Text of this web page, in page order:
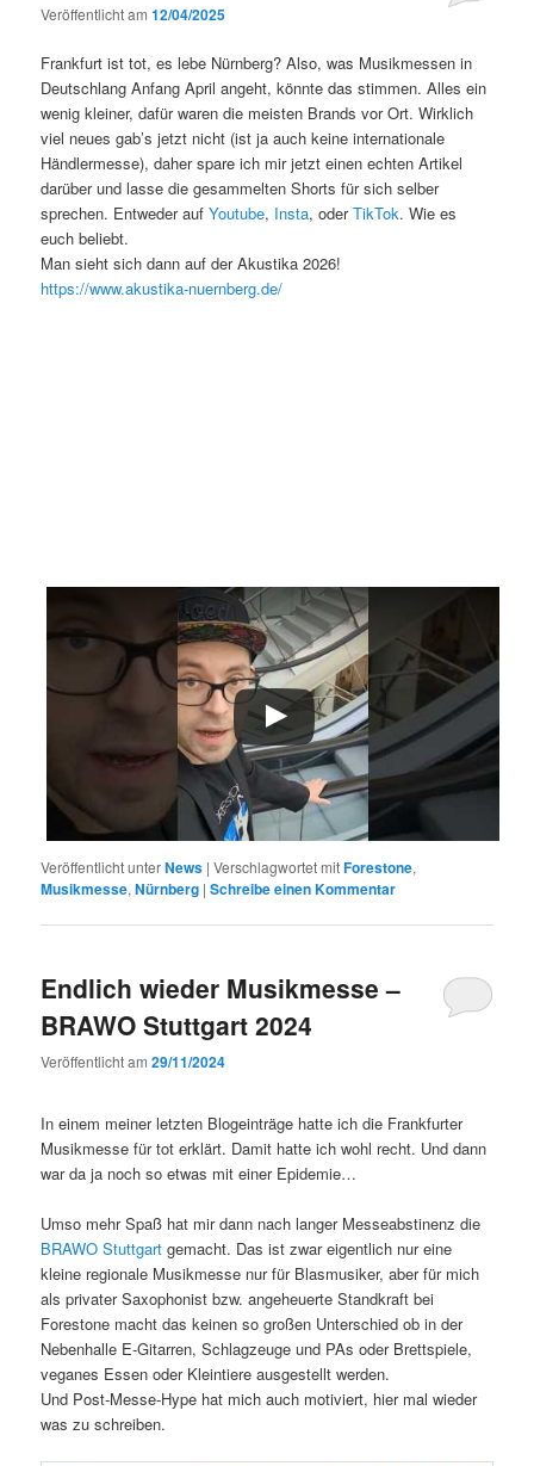
Veröffentlicht am12/04/2025
Frankfurt ist tot, es lebe Nürnberg? Also, was Musikmessen in
Deutschlang Anfang April angeht, könnte das stimmen. Alles ein
wenig kleiner, dafür waren die meisten Brands vor Ort. Wirklich
viel neues gab’s jetzt nicht (ist ja auch keine internationale
Händlermesse), daher spare ich mir jetzt einen echten Artikel
darüber und lasse die gesammelten Shorts für sich selber
sprechen. Entweder aufYoutube, Insta, oderTikTok. Wie es
euch beliebt.
Man sieht sich dann auf der Akustika 2026!
https://www.akustika-nuernberg.de/
Veröffentlicht unterNews |Verschlagwortet mitForestone,
Musikmesse,Nürnberg |Schreibe einen Kommentar
Endlich wieder Musikmesse –
BRAWO Stuttgart 2024
Veröffentlicht am29/11/2024
In einem meiner letzten Blogeinträge hatte ich die Frankfurter
Musikmesse für tot erklärt. Damit hatte ich wohl recht. Und dann
war da ja noch so etwas mit einer Epidemie…
Umso mehr Spaß hat mir dann nach langer Messeabstinenz die
BRAWO Stuttgartgemacht. Das ist zwar eigentlich nur eine
kleine regionale Musikmesse nur für Blasmusiker, aber für mich
als privater Saxophonist bzw. angeheuerte Standkraft bei
Forestone macht das keinen so großen Unterschied ob in der
Nebenhalle E-Gitarren, Schlagzeuge und PAs oder Brettspiele,
veganes Essen oder Kleintiere ausgestellt werden.
Und Post-Messe-Hype hat mich auch motiviert, hier mal wieder
was zu schreiben.